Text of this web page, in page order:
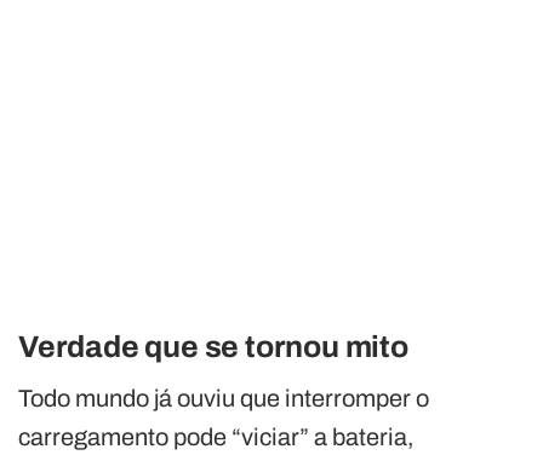
Verdade que se tornou mito
Todo mundo já ouviu que interromper o
carregamento pode “viciar” a bateria,